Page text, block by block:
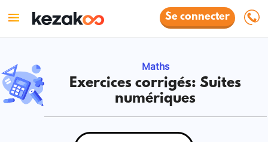
Se connecter
Maths
Exercices corrigés: Suites
numériques